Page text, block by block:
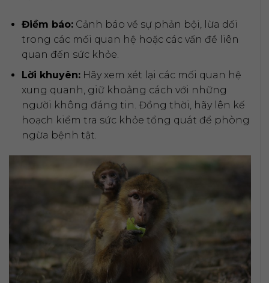
Điềm báo:Cảnh báo về sự phản bội, lừa dối
trong các mối quan hệ hoặc các vấn đề liên
quan đến sức khỏe.
Lời khuyên:Hãy xem xét lại các mối quan hệ
xung quanh, giữ khoảng cách với những
người không đáng tin. Đồng thời, hãy lên kế
hoạch kiểm tra sức khỏe tổng quát để phòng
ngừa bệnh tật.